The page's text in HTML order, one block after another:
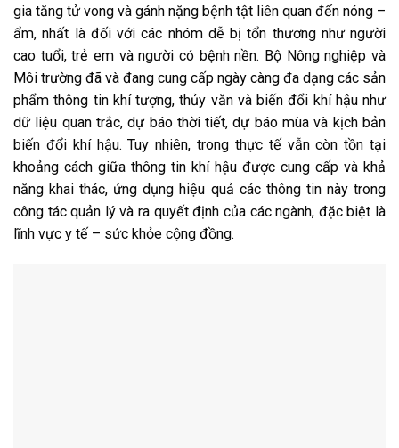
gia tăng tử vong và gánh nặng bệnh tật liên quan đến nóng –
ẩm, nhất là đối với các nhóm dễ bị tổn thương như người
cao tuổi, trẻ em và người có bệnh nền. Bộ Nông nghiệp và
Môi trường đã và đang cung cấp ngày càng đa dạng các sản
phẩm thông tin khí tượng, thủy văn và biến đổi khí hậu như
dữ liệu quan trắc, dự báo thời tiết, dự báo mùa và kịch bản
biến đổi khí hậu. Tuy nhiên, trong thực tế vẫn còn tồn tại
khoảng cách giữa thông tin khí hậu được cung cấp và khả
năng khai thác, ứng dụng hiệu quả các thông tin này trong
công tác quản lý và ra quyết định của các ngành, đặc biệt là
lĩnh vực y tế – sức khỏe cộng đồng.